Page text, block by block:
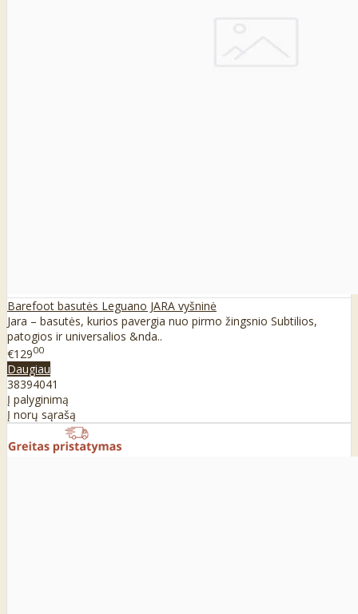
Barefoot basutės Leguano JARA vyšninė
Jara – basutės, kurios pavergia nuo pirmo žingsnio Subtilios,
patogios ir universalios &nda..
€12900
Daugiau
38394041
Į palyginimą
Į norų sąrašą